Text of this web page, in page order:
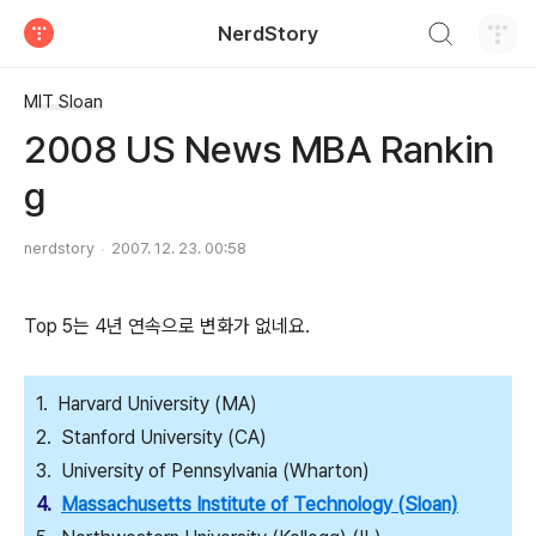
NerdStory
MIT Sloan
2008 US News MBA Rankin
g
nerdstory 2007. 12. 23. 00:58
Top 5는 4년 연속으로 변화가 없네요.
1. Harvard University (MA)
2. Stanford University (CA)
3. University of Pennsylvania (Wharton)
4. Massachusetts Institute of Technology (Sloan)